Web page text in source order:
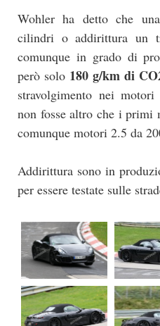
Wohler ha detto che
cilindri o addirittura un
comunque in grado di
però solo 180 g/km di
stravolgimento nei
non fosse altro che i primi
comunque motori 2.5 da
Addirittura sono in
per essere testate sulle